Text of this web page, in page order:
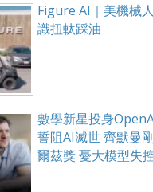
Figure AI｜美機械
識扭軚踩油
數學新星投身
誓阻AI滅世 齊默曼
爾茲獎 憂大模型失